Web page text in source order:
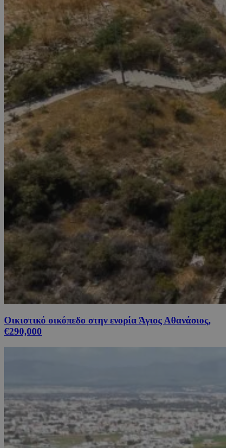
Οικιστικό οικόπεδο στην ενορία Άγιος Αθανάσιος,
€290,000